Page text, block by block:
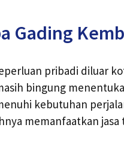
Gading
pribadi diluar
bingung
kebutuhan
memanfaatkan